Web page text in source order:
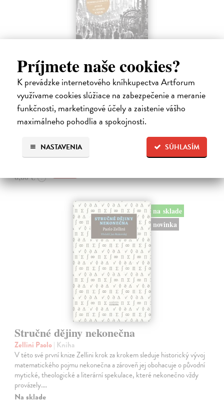
Príjmete naše cookies?
K prevádzke internetového kníhkupectva Artforum
využívame cookies slúžiace na zabezpečenie a meranie
funkčnosti, marketingové účely a zaistenie vášho
maximálneho pohodlia a spokojnosti.
SÚHLASÍM
NASTAVENIA
Memoár o chudobě
Tocqueville Alexis de
| Kniha
První český překlad méně známého díla jedné z nejvýznamnějších
osobností evropské politické filosofie 19. století je doplněn obšírnými
komentáři Ivo Budila, Jana Kellera a Gertrudy Himmelfalberové.
Na sklade
5,94 €
6,60 € ?
na sklade
novinka
Stručné dějiny nekonečna
Zellini Paolo| Kniha
V této své první knize Zellini krok za krokem sleduje historický vývoj
matematického pojmu nekonečna a zároveň jej obohacuje o původní
mytické, theologické a literární spekulace, které nekonečno vždy
provázely.…
Na sklade